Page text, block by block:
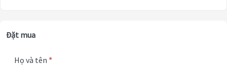
Đặt mua
Họ và tên *